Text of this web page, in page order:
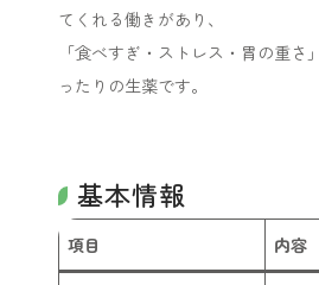
てくれる働きがあり、
「食べすぎ・ストレス・胃の重さ
ったりの生薬です。
基本情報
項目 内容